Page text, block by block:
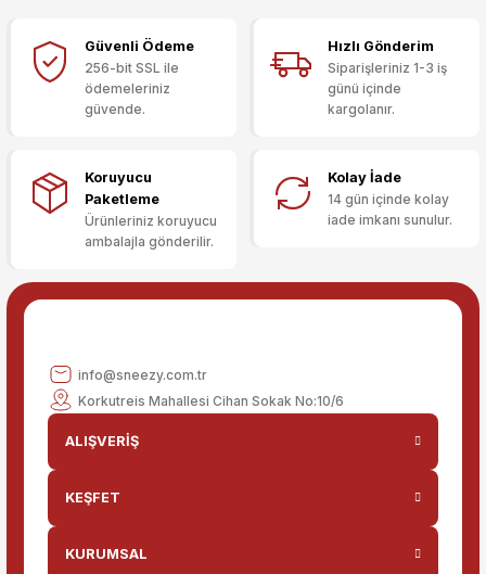
Ürün resmi kalitesiz, bozuk veya görüntülenemiyor.
Ürün açıklamasında eksik bilgiler bulunuyor.
Ürün fiyatı diğer sitelerden daha pahalı.
Bu ürüne benzer farklı alternatifler olmalı.
Sitemize ilk yorumu siz yapın!
Güvenli Ödeme
256-bit SSL ile
ödemeleriniz
güvende.
Hızlı Gönderim
Siparişleriniz 1-3 iş
günü içinde
kargolanır.
Koruyucu
Paketleme
Ürünleriniz koruyucu
ambalajla gönderilir.
Kolay İade
14 gün içinde kolay
iade imkanı sunulur.
info@sneezy.com.tr
Korkutreis Mahallesi Cihan Sokak No:10/6
ALIŞVERİŞ
KEŞFET
KURUMSAL